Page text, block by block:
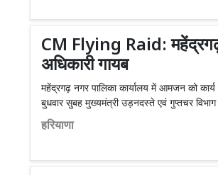
CM Flying Raid: महेंद्रगढ़
अधिकारी गायब
महेंद्रगढ़ नगर पालिका कार्यालय में आमजन को कार्य
बुधवार सुबह मुख्यमंत्री उड़नदस्ते एवं गुप्तचर
हरियाणा